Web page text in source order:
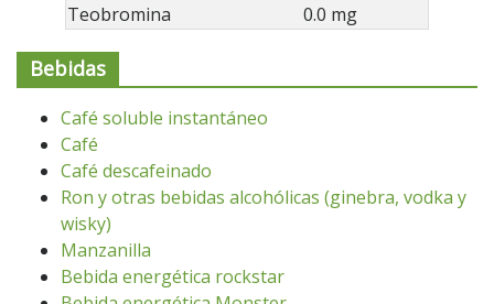
Teobromina
0.0 mg
Bebidas
Café soluble instantáneo
Café
Café descafeinado
Ron y otras bebidas alcohólicas (ginebra, vodka y
wisky)
Manzanilla
Bebida energética rockstar